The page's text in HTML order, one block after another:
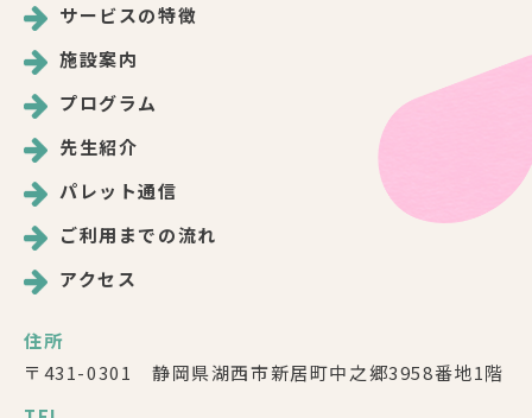
サービスの特徴
施設案内
プログラム
先生紹介
パレット通信
ご利用までの流れ
アクセス
住所
〒431-0301 静岡県湖西市新居町中之郷3958番地1階